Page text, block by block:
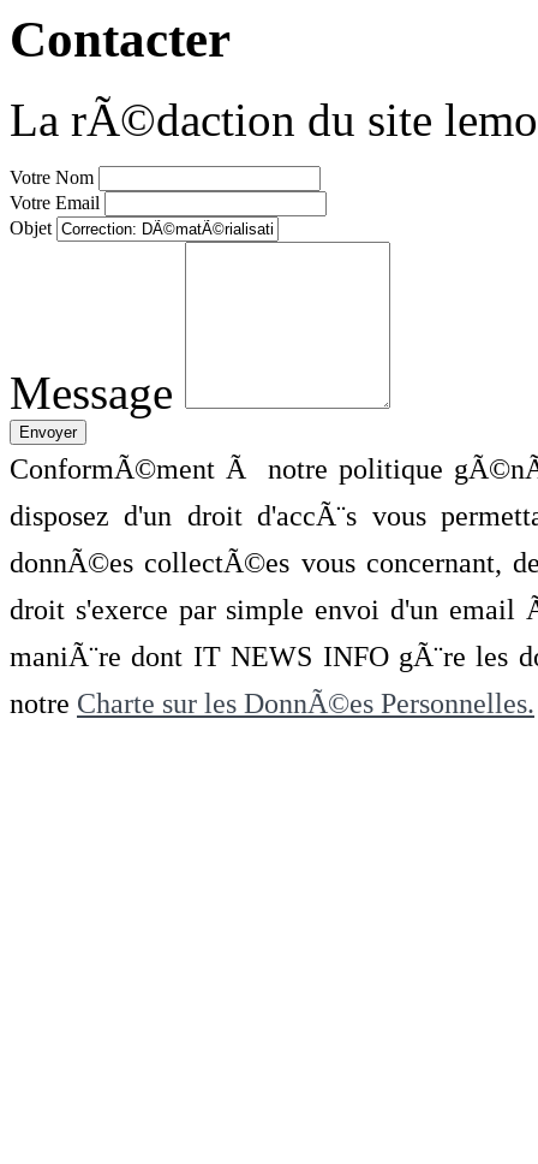
Contacter
La rÃ©daction du site
Votre Nom
Votre Email
Objet
Message
ConformÃ©ment Ã notre politique
disposez d'un droit d'accÃ¨s vous
donnÃ©es collectÃ©es vous concernant,
droit s'exerce par simple envoi d'un
maniÃ¨re dont IT NEWS INFO gÃ¨re les
notre Charte sur les DonnÃ©es Personnelles.